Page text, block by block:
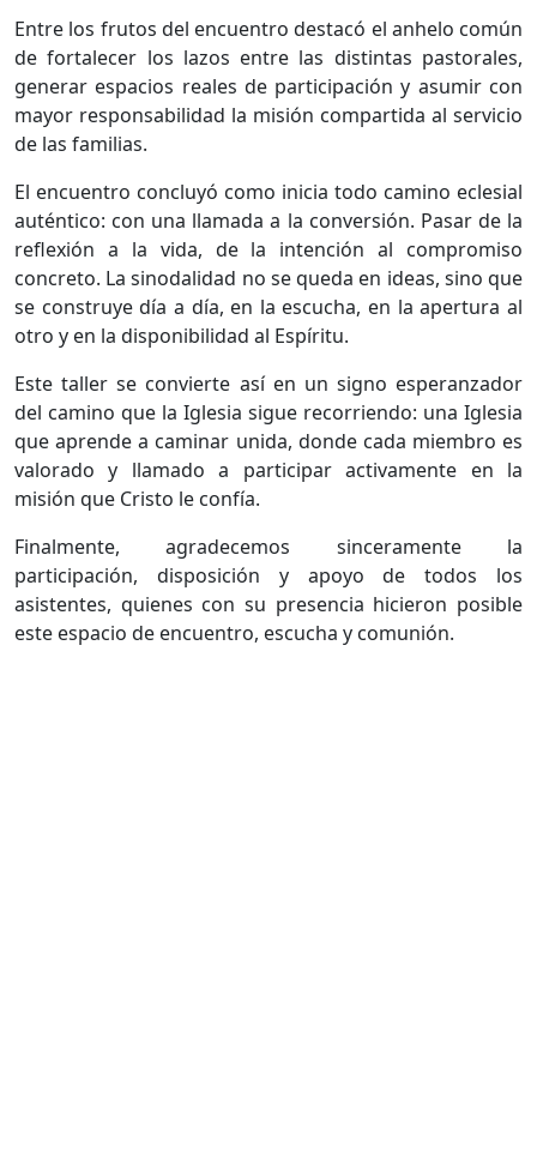
Entre los frutos del encuentro destacó el anhelo común
de fortalecer los lazos entre las distintas pastorales,
generar espacios reales de participación y asumir con
mayor responsabilidad la misión compartida al servicio
de las familias.
El encuentro concluyó como inicia todo camino eclesial
auténtico: con una llamada a la conversión. Pasar de la
reflexión a la vida, de la intención al compromiso
concreto. La sinodalidad no se queda en ideas, sino que
se construye día a día, en la escucha, en la apertura al
otro y en la disponibilidad al Espíritu.
Este taller se convierte así en un signo esperanzador
del camino que la Iglesia sigue recorriendo: una Iglesia
que aprende a caminar unida, donde cada miembro es
valorado y llamado a participar activamente en la
misión que Cristo le confía.
Finalmente, agradecemos sinceramente la
participación, disposición y apoyo de todos los
asistentes, quienes con su presencia hicieron posible
este espacio de encuentro, escucha y comunión.